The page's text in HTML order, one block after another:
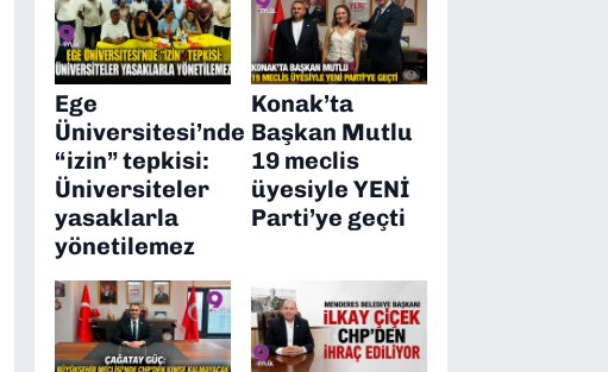
Ege
Üniversitesi’nde
“izin” tepkisi:
Üniversiteler
yasaklarla
yönetilemez
Konak’ta
Başkan Mutlu
19 meclis
üyesiyle YENİ
Parti’ye geçti